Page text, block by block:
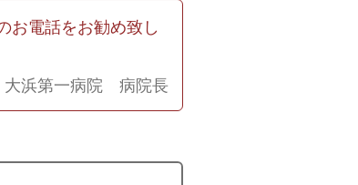
お電話をお勧め致し
大浜第一病院 病院長